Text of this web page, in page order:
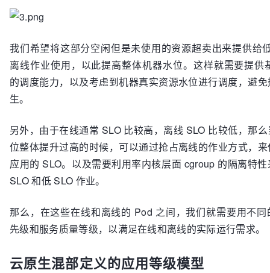
我们希望将这部分空闲但是未使用的资源超卖出来提供给
离线作业使用，以此提高整体机器水位。这样就需要提供
的调度能力，以及考虑到机器真实资源水位进行调度，避
生。
另外，由于在线通常 SLO 比较高，离线 SLO 比较低，那
位整体提升过高的时候，可以通过抢占离线的作业方式，
应用的 SLO。以及需要利用率内核层面 cgroup 的隔离特
SLO 和低 SLO 作业。
那么，在这些在线和离线的 Pod 之间，我们就需要用不同
先级和服务质量等级，以满足在线和离线的实际运行需求。
云原生混部定义的应用等级模型